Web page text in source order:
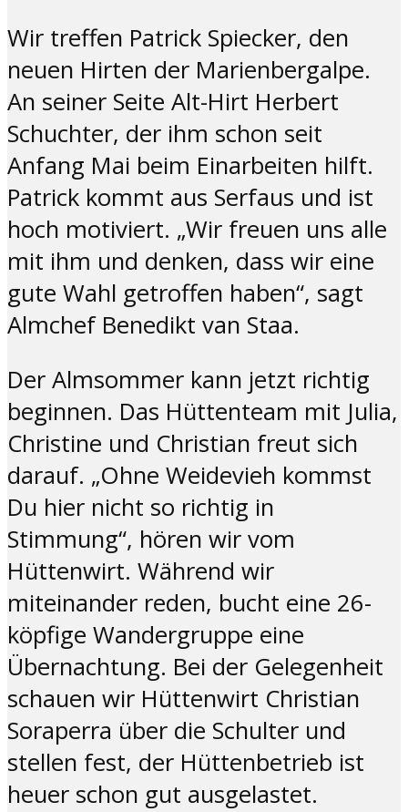
Wir treffen Patrick Spiecker, den
neuen Hirten der Marienbergalpe.
An seiner Seite Alt-Hirt Herbert
Schuchter, der ihm schon seit
Anfang Mai beim Einarbeiten hilft.
Patrick kommt aus Serfaus und ist
hoch motiviert. „Wir freuen uns alle
mit ihm und denken, dass wir eine
gute Wahl getroffen haben“, sagt
Almchef Benedikt van Staa.
Der Almsommer kann jetzt richtig
beginnen. Das Hüttenteam mit Julia,
Christine und Christian freut sich
darauf. „Ohne Weidevieh kommst
Du hier nicht so richtig in
Stimmung“, hören wir vom
Hüttenwirt. Während wir
miteinander reden, bucht eine 26-
köpfige Wandergruppe eine
Übernachtung. Bei der Gelegenheit
schauen wir Hüttenwirt Christian
Soraperra über die Schulter und
stellen fest, der Hüttenbetrieb ist
heuer schon gut ausgelastet.